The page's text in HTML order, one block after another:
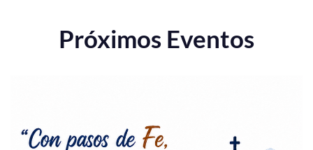
Próximos Eventos